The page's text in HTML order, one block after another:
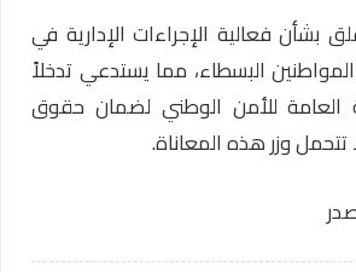
بشأن فعالية الإجراءات الإدارية في
البسطاء، مما يستدعي تدخلاً
العامة للأمن الوطني لضمان حقوق
وزر هذه المعاناة.